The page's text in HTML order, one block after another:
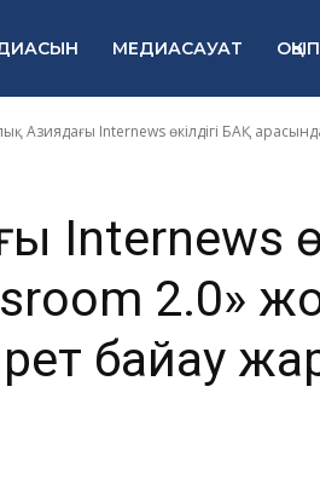
МЕДИАСАУАТ
Азиядағы Internews өкілдігі БАҚ
Internews
2.0»
рет байқау